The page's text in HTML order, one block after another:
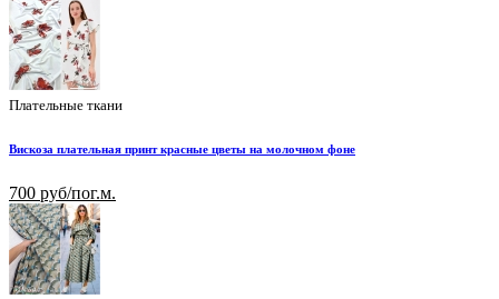
Плательные ткани
Вискоза плательная принт красные цветы на молочном фоне
700 руб/пог.м.